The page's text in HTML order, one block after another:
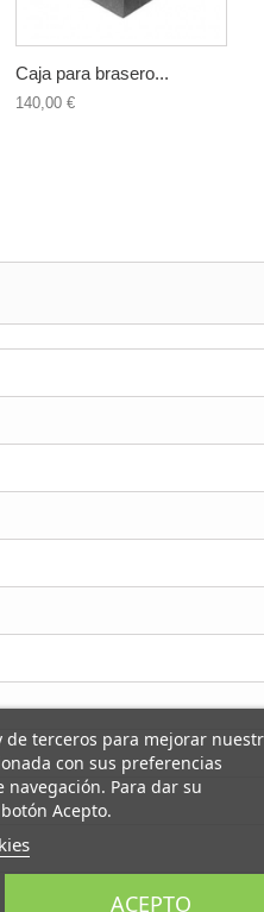
Caja para brasero...
140,00 €
de terceros para mejorar
con sus preferencias
Para dar su
Acepto.
ACEPTO